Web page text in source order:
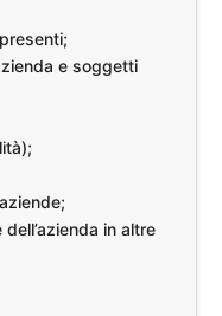
e soggetti
in altre